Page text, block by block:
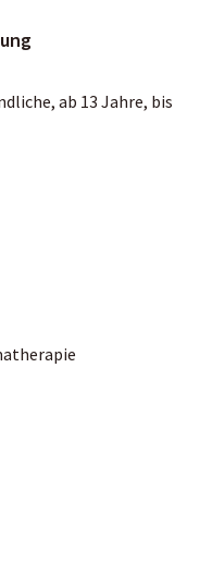
ab 13 Jahre, bis